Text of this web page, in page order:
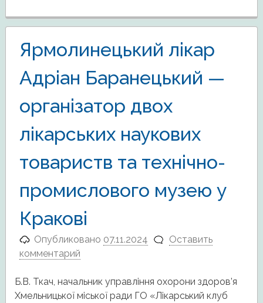
Ярмолинецький лікар
Адріан Баранецький —
організатор двох
лікарських наукових
товариств та технічно-
промислового музею у
Кракові
Опубликовано 07.11.2024
Оставить
комментарий
Б.В. Ткач, начальник управління охорони здоров’я
Хмельницької міської ради ГО «Лікарський клуб